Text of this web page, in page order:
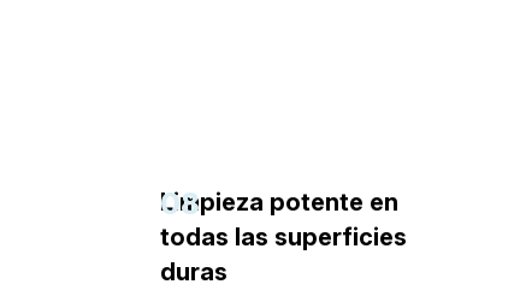
08
Limpieza potente en
todas las superficies
duras